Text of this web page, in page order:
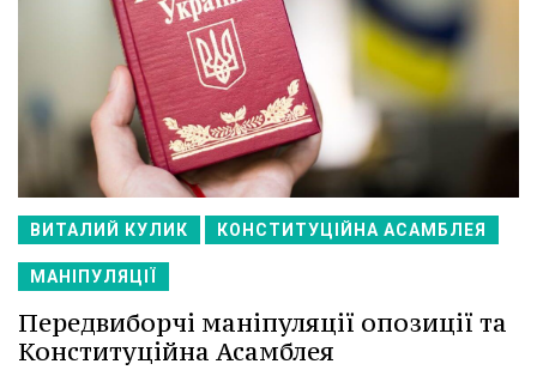
ВИТАЛИЙ КУЛИК КОНСТИТУЦІЙНА АСАМБЛЕЯ
МАНІПУЛЯЦІЇ
Передвиборчі маніпуляції опозиції та
Конституційна Асамблея